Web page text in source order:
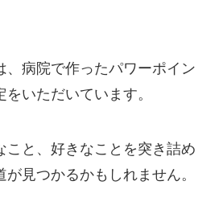
、病院で作ったパワーポイン
をいただいています。
こと、好きなことを突き詰め
見つかるかもしれません。